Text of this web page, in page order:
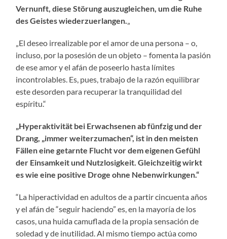
Vernunft, diese Störung auszugleichen, um die Ruhe
des Geistes wiederzuerlangen.„
„El deseo irrealizable por el amor de una persona – o,
incluso, por la posesión de un objeto – fomenta la pasión
de ese amor y el afán de poseerlo hasta límites
incontrolables. Es, pues, trabajo de la razón equilibrar
este desorden para recuperar la tranquilidad del
espíritu.“
„Hyperaktivität bei Erwachsenen ab fünfzig und der
Drang, „immer weiterzumachen“, ist in den meisten
Fällen eine getarnte Flucht vor dem eigenen Gefühl
der Einsamkeit und Nutzlosigkeit. Gleichzeitig wirkt
es wie eine positive Droge ohne Nebenwirkungen.“
“La hiperactividad en adultos de a partir cincuenta años
y el afán de “seguir haciendo” es, en la mayoría de los
casos, una huida camuflada de la propia sensación de
soledad y de inutilidad. Al mismo tiempo actúa como